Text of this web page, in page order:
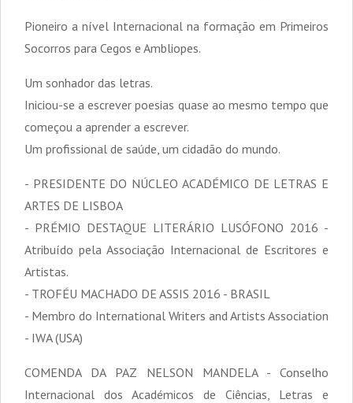
Pioneiro a nível Internacional na formação em Primeiros
Socorros para Cegos e Ambliopes.
Um sonhador das letras.
Iniciou-se a escrever poesias quase ao mesmo tempo que
começou a aprender a escrever.
Um profissional de saúde, um cidadão do mundo.
- PRESIDENTE DO NÚCLEO ACADÉMICO DE LETRAS E
ARTES DE LISBOA
- PRÉMIO DESTAQUE LITERÁRIO LUSÓFONO 2016 -
Atribuído pela Associação Internacional de Escritores e
Artistas.
- TROFÉU MACHADO DE ASSIS 2016 - BRASIL
- Membro do International Writers and Artists Association
- IWA (USA)
COMENDA DA PAZ NELSON MANDELA - Conselho
Internacional dos Académicos de Ciências, Letras e